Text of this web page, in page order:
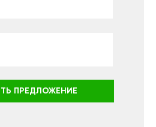
ПРЕДЛОЖЕНИЕ